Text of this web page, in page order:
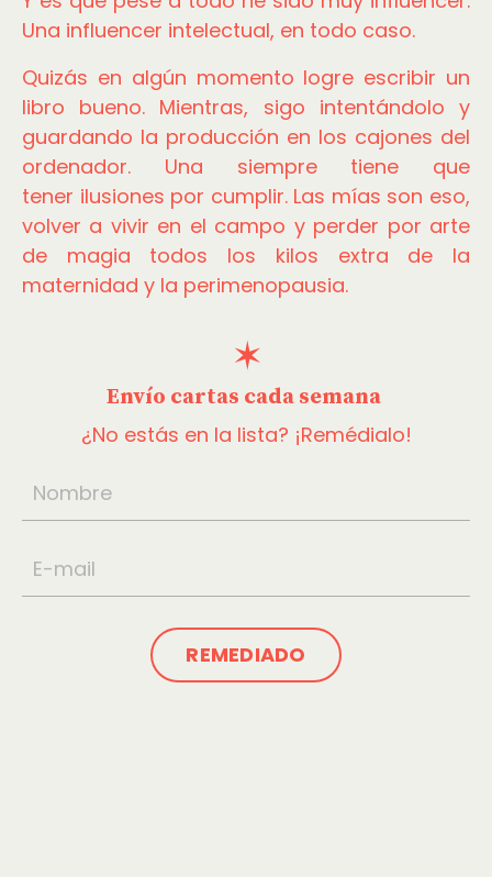
Una influencer intelectual, en todo caso.
Quizás en algún momento logre escribir un
libro bueno. Mientras, sigo intentándolo y
guardando la producción en los cajones del
ordenador. Una siempre tiene que
tener ilusiones por cumplir. Las mías son eso,
volver a vivir en el campo y perder por arte
de magia todos los kilos extra de la
maternidad y la perimenopausia.
✶
Envío cartas cada semana
¿No estás en la lista? ¡Remédialo!
REMEDIADO